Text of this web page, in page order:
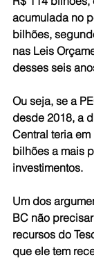
acumulada no
bilhões,
nas Leis
desses seis
Ou seja, se a
desde 2018, a
Central teria
bilhões a mais
investimentos.
Um dos
BC não
recursos do
que ele tem